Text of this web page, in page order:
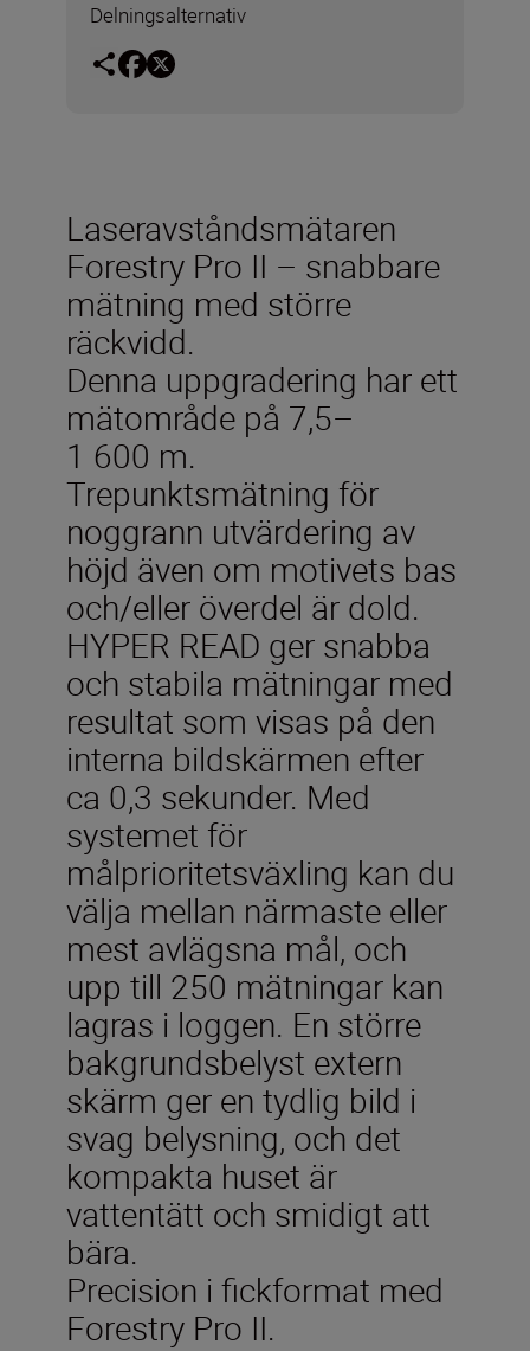
Delningsalternativ
Laseravståndsmätaren
Forestry Pro II – snabbare
mätning med större
räckvidd.
Denna uppgradering har ett
mätområde på 7,5–
1 600 m.
Trepunktsmätning för
noggrann utvärdering av
höjd även om motivets bas
och/eller överdel är dold.
HYPER READ ger snabba
och stabila mätningar med
resultat som visas på den
interna bildskärmen efter
ca 0,3 sekunder. Med
systemet för
målprioritetsväxling kan du
välja mellan närmaste eller
mest avlägsna mål, och
upp till 250 mätningar kan
lagras i loggen. En större
bakgrundsbelyst extern
skärm ger en tydlig bild i
svag belysning, och det
kompakta huset är
vattentätt och smidigt att
bära.
Precision i fickformat med
Forestry Pro II.